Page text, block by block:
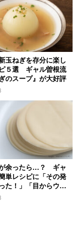
玉ねぎを存分に楽し
５選 ギャル曽根流
のスープ』が大好評
余ったら…？ ギャ
単レシピに「その発
た！」「目からウロ